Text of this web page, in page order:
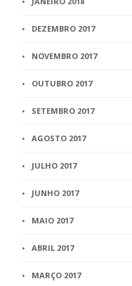
DEZEMBRO 2017
NOVEMBRO 2017
OUTUBRO 2017
SETEMBRO 2017
AGOSTO 2017
JULHO 2017
JUNHO 2017
MAIO 2017
ABRIL 2017
MARÇO 2017